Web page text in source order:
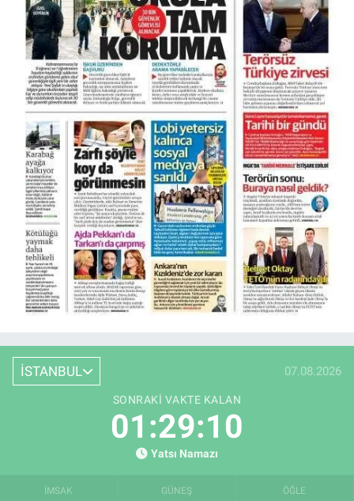
İSTANBUL 07.08.2026
SONRAKI VAKTE KALAN
01:29:09
Yatsı Namazı
İMSAK GÜNEŞ ÖĞLE